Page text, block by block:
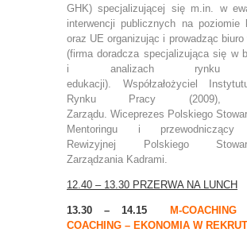
GHK) specjalizującej się m.in. w
interwencji publicznych na poziomie
oraz UE organizując i prowadząc
(firma doradcza specjalizująca się w
i analizach rynku
edukacji). Współzałożyciel
Rynku Pracy (2009),
Zarządu. Wiceprezes Polskiego
Mentoringu i przewodniczący
Rewizyjnej Polskiego
Zarządzania Kadrami.
12.40 – 13.30 PRZERWA NA LUNCH
13.30 – 14.15M-
COACHING – EKONOMIA W